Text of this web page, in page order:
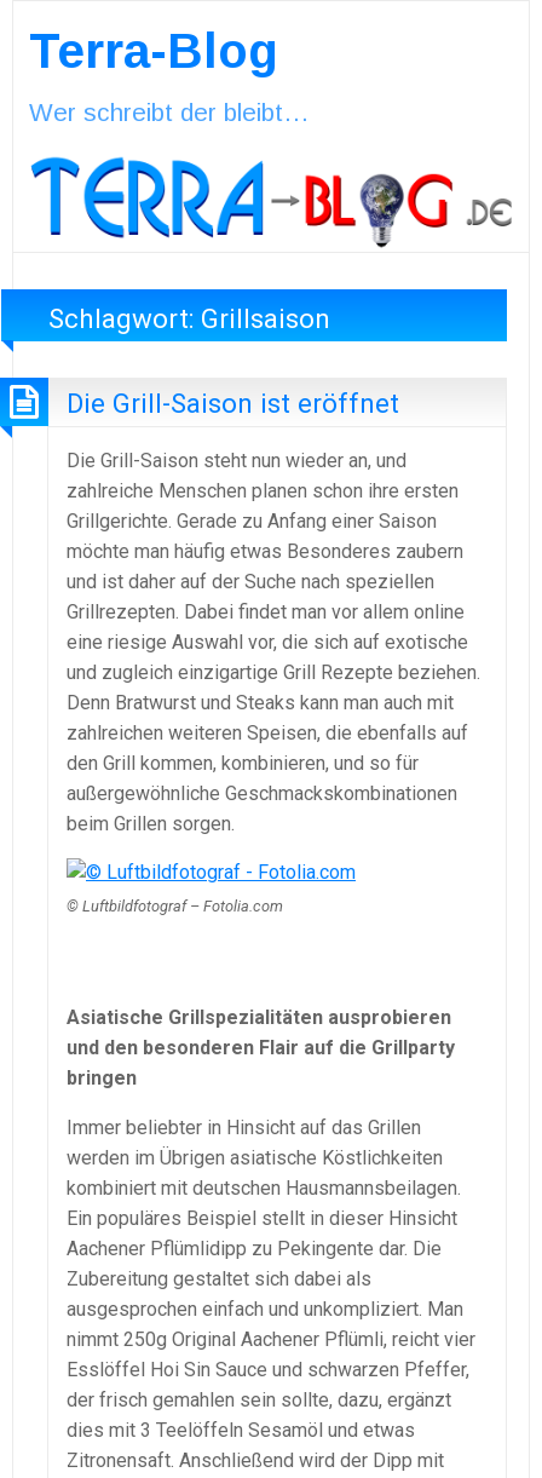
Terra-Blog
Wer schreibt der bleibt…
Schlagwort: Grillsaison
Die Grill-Saison ist eröffnet
Die Grill-Saison steht nun wieder an, und
zahlreiche Menschen planen schon ihre ersten
Grillgerichte. Gerade zu Anfang einer Saison
möchte man häufig etwas Besonderes zaubern
und ist daher auf der Suche nach speziellen
Grillrezepten. Dabei findet man vor allem online
eine riesige Auswahl vor, die sich auf exotische
und zugleich einzigartige Grill Rezepte beziehen.
Denn Bratwurst und Steaks kann man auch mit
zahlreichen weiteren Speisen, die ebenfalls auf
den Grill kommen, kombinieren, und so für
außergewöhnliche Geschmackskombinationen
beim Grillen sorgen.
© Luftbildfotograf – Fotolia.com
Asiatische Grillspezialitäten ausprobieren
und den besonderen Flair auf die Grillparty
bringen
Immer beliebter in Hinsicht auf das Grillen
werden im Übrigen asiatische Köstlichkeiten
kombiniert mit deutschen Hausmannsbeilagen.
Ein populäres Beispiel stellt in dieser Hinsicht
Aachener Pflümlidipp zu Pekingente dar. Die
Zubereitung gestaltet sich dabei als
ausgesprochen einfach und unkompliziert. Man
nimmt 250g Original Aachener Pflümli, reicht vier
Esslöffel Hoi Sin Sauce und schwarzen Pfeffer,
der frisch gemahlen sein sollte, dazu, ergänzt
dies mit 3 Teelöffeln Sesamöl und etwas
Zitronensaft. Anschließend wird der Dipp mit